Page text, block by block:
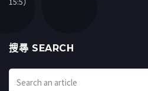
搜㝷 SEARCH